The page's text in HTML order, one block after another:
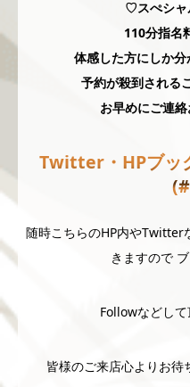
♡スぺシ
110分指名
体感した方にしか分
予約が殺到される
お早めにご連
Twitter・HPブッ
随時こちらのHP内やTwitter
きますので
Followなどして
皆様のご来店心よりお待